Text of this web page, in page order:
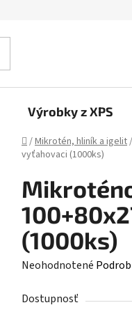
Výrobky z XPS
Domov
/Mikrotén, hliník a igelit/
vyťahovaci (1000ks)
(1000ks)
Priemerné
produktu
Neohodnotené
Dostupnosť